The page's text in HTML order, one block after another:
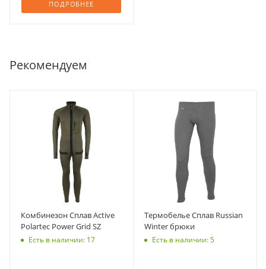
ПОДРОБНЕЕ
Рекомендуем
Комбинезон Сплав Active
Polartec Power Grid SZ
Есть в наличии: 17
Термобелье Сплав Russian
Winter брюки
Есть в наличии: 5